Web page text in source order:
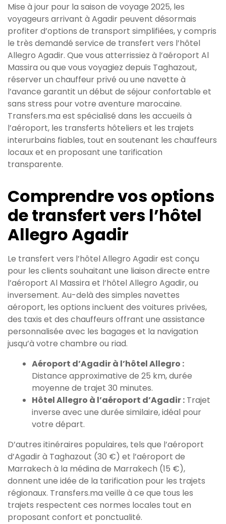
Mise à jour pour la saison de voyage 2025, les
voyageurs arrivant à Agadir peuvent désormais
profiter d’options de transport simplifiées, y compris
le très demandé service de transfert vers l’hôtel
Allegro Agadir. Que vous atterrissiez à l’aéroport Al
Massira ou que vous voyagiez depuis Taghazout,
réserver un chauffeur privé ou une navette à
l’avance garantit un début de séjour confortable et
sans stress pour votre aventure marocaine.
Transfers.ma est spécialisé dans les accueils à
l’aéroport, les transferts hôteliers et les trajets
interurbains fiables, tout en soutenant les chauffeurs
locaux et en proposant une tarification
transparente.
Comprendre vos options
de transfert vers l’hôtel
Allegro Agadir
Le transfert vers l’hôtel Allegro Agadir est conçu
pour les clients souhaitant une liaison directe entre
l’aéroport Al Massira et l’hôtel Allegro Agadir, ou
inversement. Au-delà des simples navettes
aéroport, les options incluent des voitures privées,
des taxis et des chauffeurs offrant une assistance
personnalisée avec les bagages et la navigation
jusqu’à votre chambre ou riad.
Aéroport d’Agadir à l’hôtel Allegro :
Distance approximative de 25 km, durée
moyenne de trajet 30 minutes.
Hôtel Allegro à l’aéroport d’Agadir : Trajet
inverse avec une durée similaire, idéal pour
votre départ.
D’autres itinéraires populaires, tels que l’aéroport
d’Agadir à Taghazout (30 €) et l’aéroport de
Marrakech à la médina de Marrakech (15 €),
donnent une idée de la tarification pour les trajets
régionaux. Transfers.ma veille à ce que tous les
trajets respectent ces normes locales tout en
proposant confort et ponctualité.